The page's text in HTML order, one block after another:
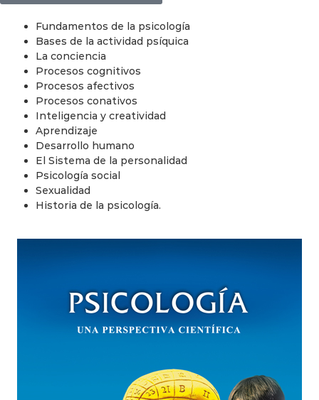
Fundamentos de la psicología
Bases de la actividad psíquica
La conciencia
Procesos cognitivos
Procesos afectivos
Procesos conativos
Inteligencia y creatividad
Aprendizaje
Desarrollo humano
El Sistema de la personalidad
Psicología social
Sexualidad
Historia de la psicología.